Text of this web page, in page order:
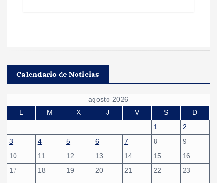
Calendario de Noticias
agosto 2026
L
M X J V S
D
1
2
3
4 5 6 7 8
9
10
11 12 13 14 15
16
17
18 19 20 21 22
23